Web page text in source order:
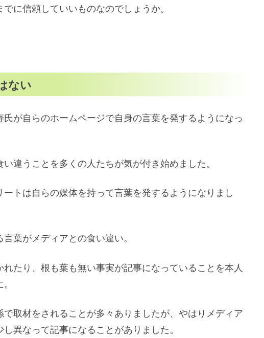
に信頼していいものなのでしょうか。
ない
が自らのホームページで自身の言葉を発するようになっ
違うことを多くの人たちが気が付き始めました。
トは自らの媒体を持って言葉を発するようになりまし
葉がメディアとの食い違い。
たり、根も葉も無い事実が記事になっていることを本人
取材をされることが多々ありましたが、やはりメディア
異なって記事になることがありました。